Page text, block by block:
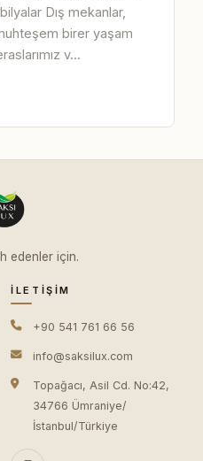
Dış mekanlar,
birer yaşam
v...
edenler için.
İLETIŞIM
+90 541 761 66 56
info@saksilux.com
Topağacı, Asil Cd. No:42,
34766 Ümraniye/
İstanbul/Türkiye